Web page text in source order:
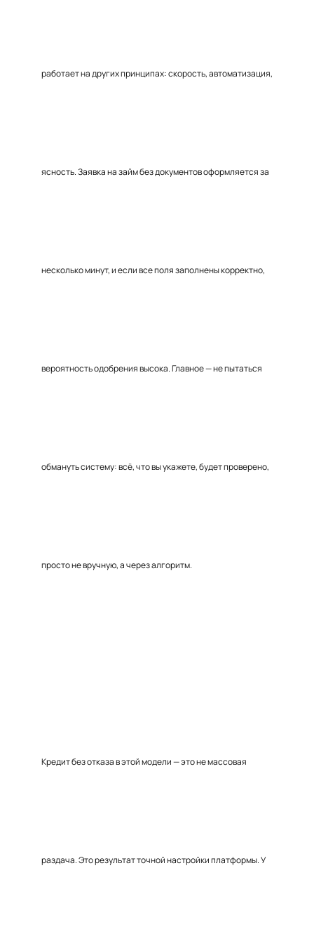
работает на других принципах: скорость, автоматизация,
ясность. Заявка на займ без документов оформляется за
несколько минут, и если все поля заполнены корректно,
вероятность одобрения высока. Главное — не пытаться
обмануть систему: всё, что вы укажете, будет проверено,
просто не вручную, а через алгоритм.
Кредит без отказа в этой модели — это не массовая
раздача. Это результат точной настройки платформы. У